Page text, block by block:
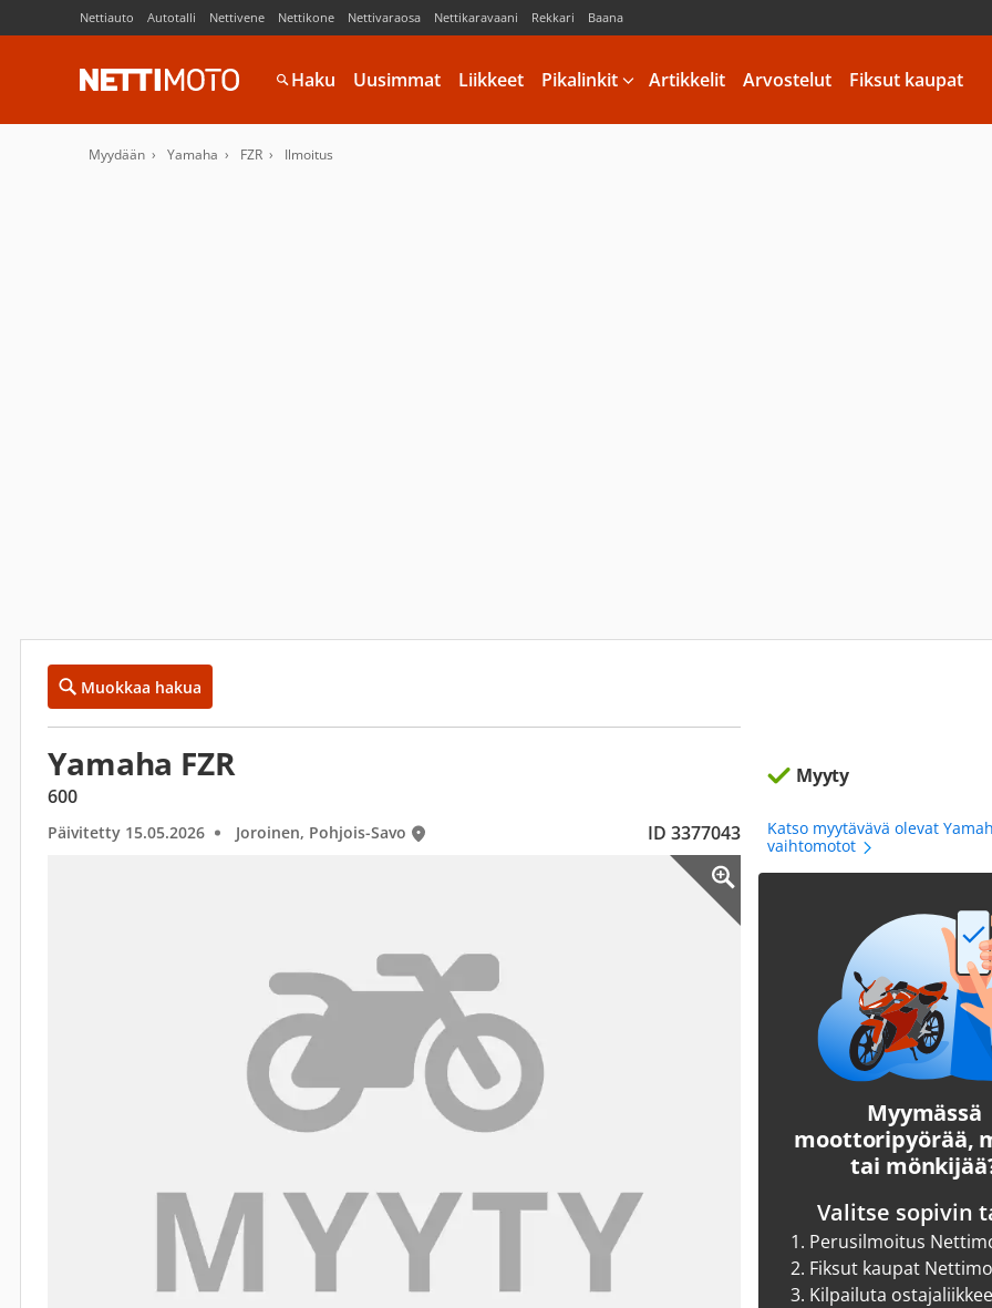
Nettiauto Autotalli Nettivene Nettikone Nettivaraosa Nettikaravaani Rekkari Baana
Haku Uusimmat Liikkeet Pikalinkit Artikkelit Arvostelut Fiksut kaupat
Myydään Yamaha FZR Ilmoitus
Muokkaa hakua
Yamaha FZR
600
Päivitetty 15.05.2026 Joroinen, Pohjois-Savo ID 3377043
Myyty
Katso myytävävä olevat
vaihtomotot
Myymässä
moottoripyörää,
tai
Valitse sopivin
1. Perusilmoitus
2. Fiksut kaupat
3. Kilpailuta